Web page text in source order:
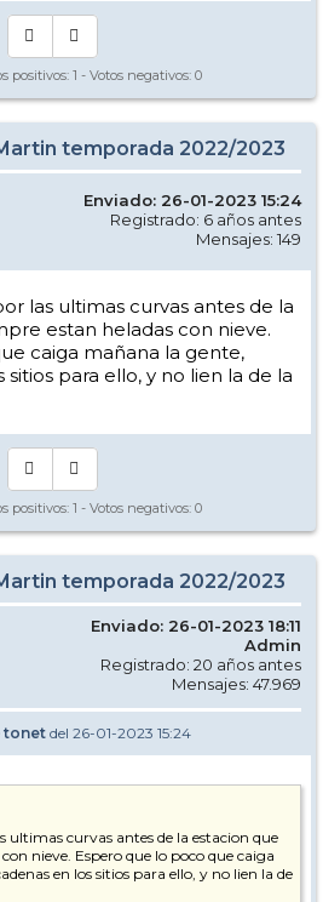
positivos: 1 - Votos negativos: 0
temporada 2022/2023
Enviado: 26-01-2023 15:24
Registrado: 6 años antes
Mensajes: 149
las ultimas curvas antes de la
estan heladas con nieve.
caiga mañana la gente,
para ello, y no lien la de la
positivos: 1 - Votos negativos: 0
temporada 2022/2023
Enviado: 26-01-2023 18:11
Admin
Registrado: 20 años antes
Mensajes: 47.969
tonet del 26-01-2023 15:24
ultimas curvas antes de la estacion que
nieve. Espero que lo poco que caiga
en los sitios para ello, y no lien la de